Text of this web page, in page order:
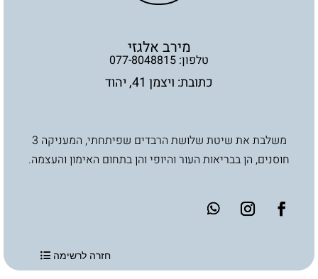
מירב אלגזי
טלפון: 077-8048815
כתובת: ויצמן 41, יהוד
משלבת את שיטת שלושת הרבדים שפיתחתי, המעניקה 3
חוסנים, הן בבריאות העור והיופי והן בתחום האימון והעצמה.
חזרה לרשימה